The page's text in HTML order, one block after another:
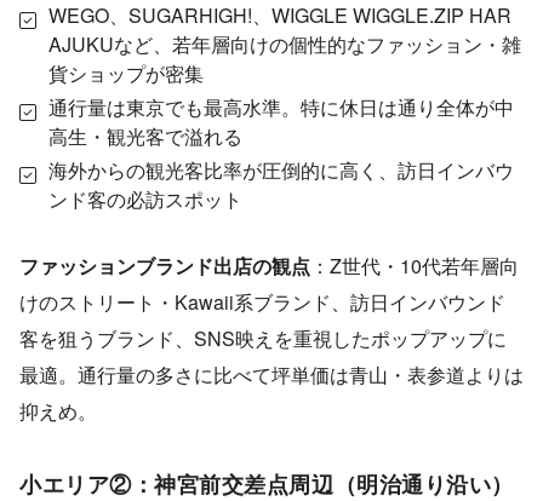
WEGO、SUGARHIGH!、WIGGLE WIGGLE.ZIP HAR
AJUKUなど、若年層向けの個性的なファッション・雑
貨ショップが密集
通行量は東京でも最高水準。特に休日は通り全体が中
高生・観光客で溢れる
海外からの観光客比率が圧倒的に高く、訪日インバウ
ンド客の必訪スポット
ファッションブランド出店の観点 ：Z世代・10代若年層向
けのストリート・Kawaii系ブランド、訪日インバウンド
客を狙うブランド、SNS映えを重視したポップアップに
最適。通行量の多さに比べて坪単価は青山・表参道よりは
抑えめ。
小エリア②：神宮前交差点周辺（明治通り沿い）